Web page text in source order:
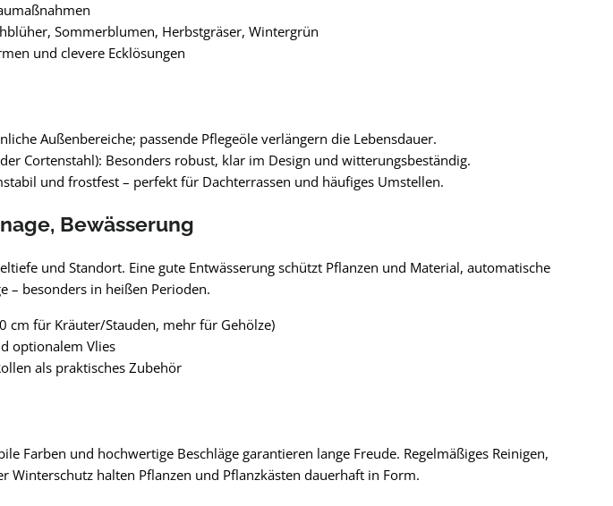
Sommerblumen, Herbstgräser, Wintergrün
und clevere Ecklösungen
Außenbereiche; passende Pflegeöle verlängern die Lebensdauer.
Cortenstahl): Besonders robust, klar im Design und witterungsbeständig.
und frostfest – perfekt für Dachterrassen und häufiges Umstellen.
Bewässerung
und Standort. Eine gute Entwässerung schützt Pflanzen und Material, automatische
– besonders in heißen Perioden.
cm für Kräuter/Stauden, mehr für Gehölze)
optionalem Vlies
als praktisches Zubehör
Farben und hochwertige Beschläge garantieren lange Freude. Regelmäßiges Reinigen,
Winterschutz halten Pflanzen und Pflanzkästen dauerhaft in Form.